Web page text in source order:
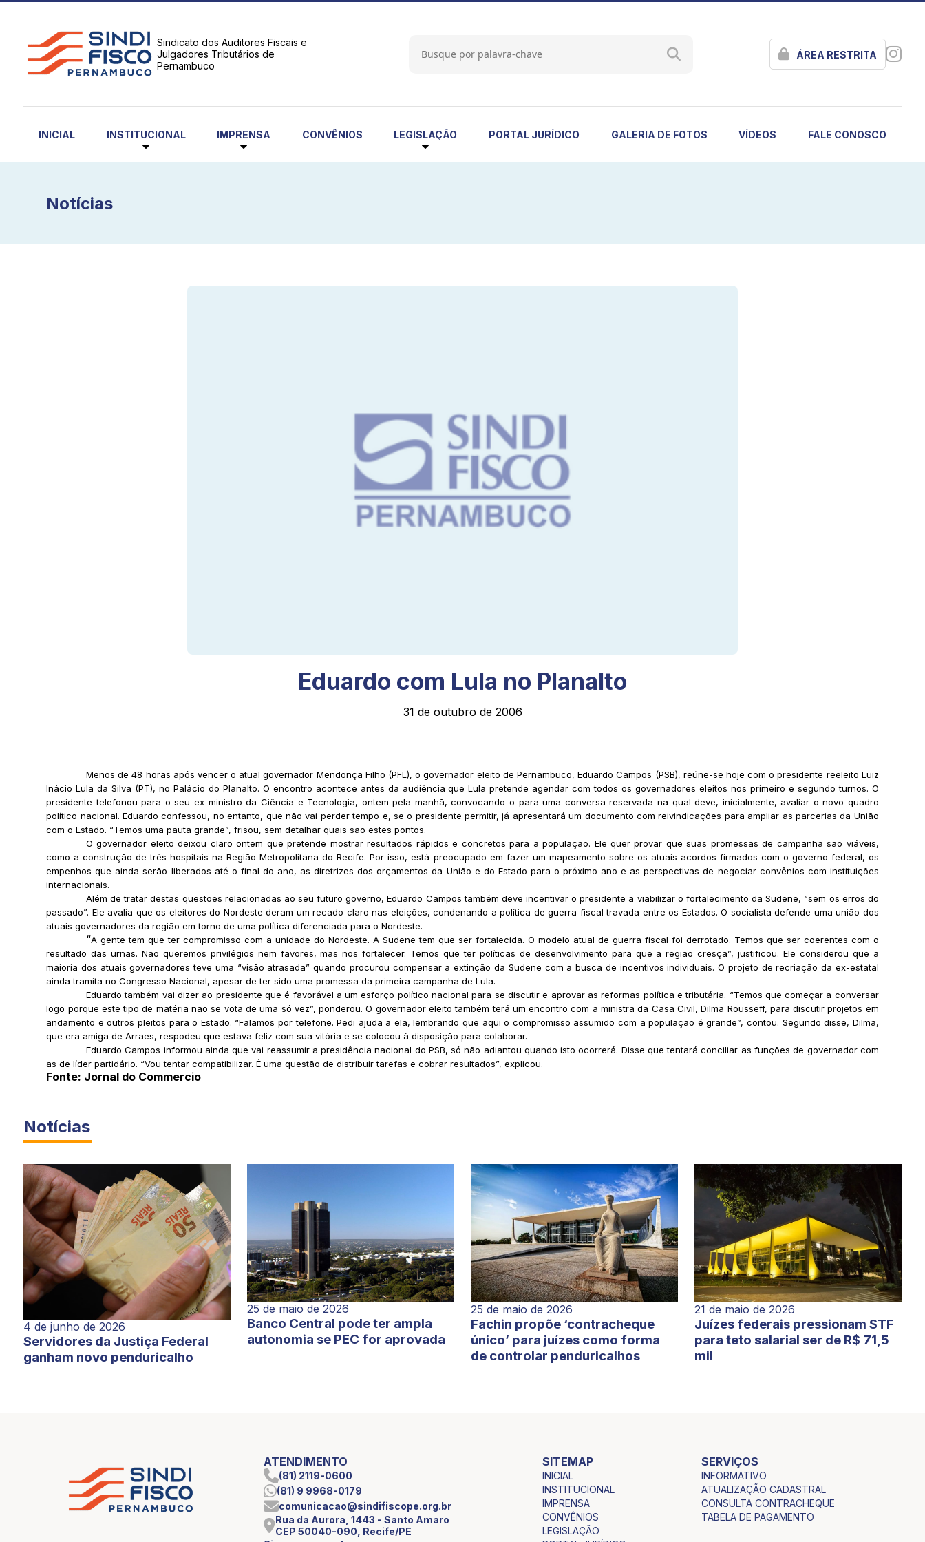
Sindicato dos Auditores Fiscais e
Julgadores Tributários de
Pernambuco
ÁREA RESTRITA
INICIAL INSTITUCIONAL IMPRENSA CONVÊNIOS LEGISLAÇÃO PORTAL JURÍDICO GALERIA DE FOTOS VÍDEOS FALE CONOSCO
Notícias
Eduardo com Lula no Planalto
31 de outubro de 2006
Menos de 48 horas após vencer o atual governador Mendonça Filho (PFL), o governador eleito de Pernambuco, Eduardo Campos (PSB), reúne-se hoje com o presidente reeleito Luiz
Inácio Lula da Silva (PT), no Palácio do Planalto. O encontro acontece antes da audiência que Lula pretende agendar com todos os governadores eleitos nos primeiro e segundo turnos. O
presidente telefonou para o seu ex-ministro da Ciência e Tecnologia, ontem pela manhã, convocando-o para uma conversa reservada na qual deve, inicialmente, avaliar o novo quadro
político nacional. Eduardo confessou, no entanto, que não vai perder tempo e, se o presidente permitir, já apresentará um documento com reivindicações para ampliar as parcerias da União
com o Estado. “Temos uma pauta grande”, frisou, sem detalhar quais são estes pontos.
O governador eleito deixou claro ontem que pretende mostrar resultados rápidos e concretos para a população. Ele quer provar que suas promessas de campanha são viáveis,
como a construção de três hospitais na Região Metropolitana do Recife. Por isso, está preocupado em fazer um mapeamento sobre os atuais acordos firmados com o governo federal, os
empenhos que ainda serão liberados até o final do ano, as diretrizes dos orçamentos da União e do Estado para o próximo ano e as perspectivas de negociar convênios com instituições
internacionais.
Além de tratar destas questões relacionadas ao seu futuro governo, Eduardo Campos também deve incentivar o presidente a viabilizar o fortalecimento da Sudene, “sem os erros do
passado”. Ele avalia que os eleitores do Nordeste deram um recado claro nas eleições, condenando a política de guerra fiscal travada entre os Estados. O socialista defende uma união dos
atuais governadores da região em torno de uma política diferenciada para o Nordeste.
“A gente tem que ter compromisso com a unidade do Nordeste. A Sudene tem que ser fortalecida. O modelo atual de guerra fiscal foi derrotado. Temos que ser coerentes com o
resultado das urnas. Não queremos privilégios nem favores, mas nos fortalecer. Temos que ter políticas de desenvolvimento para que a região cresça”, justificou. Ele considerou que a
maioria dos atuais governadores teve uma “visão atrasada” quando procurou compensar a extinção da Sudene com a busca de incentivos individuais. O projeto de recriação da ex-estatal
ainda tramita no Congresso Nacional, apesar de ter sido uma promessa da primeira campanha de Lula.
Eduardo também vai dizer ao presidente que é favorável a um esforço político nacional para se discutir e aprovar as reformas política e tributária. “Temos que começar a conversar
logo porque este tipo de matéria não se vota de uma só vez”, ponderou. O governador eleito também terá um encontro com a ministra da Casa Civil, Dilma Rousseff, para discutir projetos em
andamento e outros pleitos para o Estado. “Falamos por telefone. Pedi ajuda a ela, lembrando que aqui o compromisso assumido com a população é grande”, contou. Segundo disse, Dilma,
que era amiga de Arraes, respodeu que estava feliz com sua vitória e se colocou à disposição para colaborar.
Eduardo Campos informou ainda que vai reassumir a presidência nacional do PSB, só não adiantou quando isto ocorrerá. Disse que tentará conciliar as funções de governador com
as de líder partidário. “Vou tentar compatibilizar. É uma questão de distribuir tarefas e cobrar resultados”, explicou.
Fonte: Jornal do Commercio
Notícias
4 de junho de 2026
Servidores da Justiça Federal
ganham novo penduricalho
25 de maio de 2026
Banco Central pode ter ampla
autonomia se PEC for aprovada
25 de maio de 2026
Fachin propõe ‘contracheque
único’ para juízes como forma
de controlar penduricalhos
21 de maio de 2026
Juízes federais pressionam STF
para teto salarial ser de R$ 71,5
mil
ATENDIMENTO
(81) 2119-0600
(81) 9 9968-0179
comunicacao@sindifiscope.org.br
Rua da Aurora, 1443 - Santo Amaro
CEP 50040-090, Recife/PE
SITEMAP
INICIAL
INSTITUCIONAL
IMPRENSA
CONVÊNIOS
LEGISLAÇÃO
SERVIÇOS
INFORMATIVO
ATUALIZAÇÃO CADASTRAL
CONSULTA CONTRACHEQUE
TABELA DE PAGAMENTO